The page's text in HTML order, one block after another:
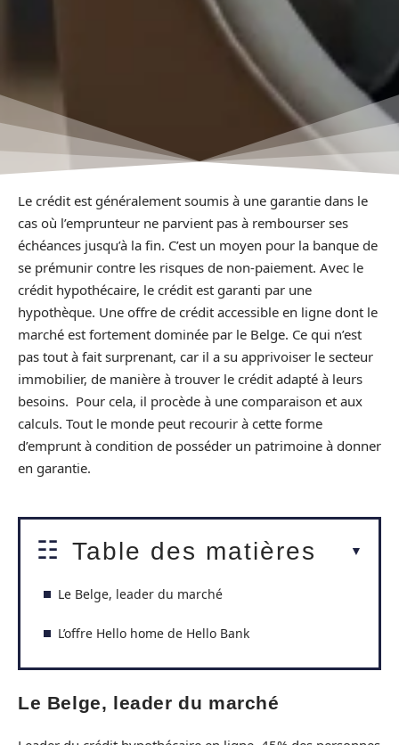
Le crédit est généralement soumis à une garantie dans le
cas où l’emprunteur ne parvient pas à rembourser ses
échéances jusqu’à la fin. C’est un moyen pour la banque de
se prémunir contre les risques de non-paiement. Avec le
crédit hypothécaire, le crédit est garanti par une
hypothèque. Une offre de crédit accessible en ligne dont le
marché est fortement dominée par le Belge. Ce qui n’est
pas tout à fait surprenant, car il a su apprivoiser le secteur
immobilier, de manière à trouver le crédit adapté à leurs
besoins. Pour cela, il procède à une comparaison et aux
calculs. Tout le monde peut recourir à cette forme
d’emprunt à condition de posséder un patrimoine à donner
en garantie.
Table des matières
Le Belge, leader du marché
L’offre Hello home de Hello Bank
Le Belge, leader du marché